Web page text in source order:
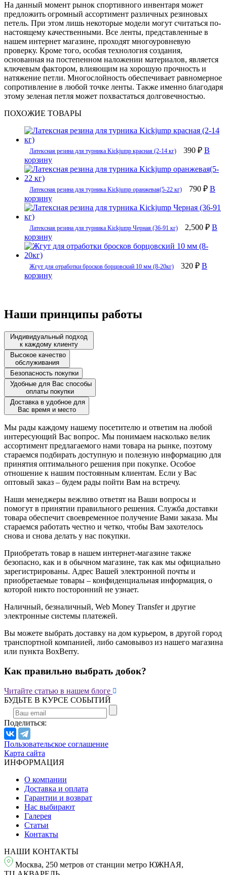
На данный момент рынок спортивного инвентаря может
предложить огромный ассортимент различных резиновых
петель. При этом лишь некоторые модели могут считаться по-
настоящему качественными. Все ленты, представленные в
нашем интернет магазине, проходят многоуровневую
проверку. Кроме того, особая технология создания,
основанная на постепенном наложении материалов, является
ключевым фактором, влияющим на хорошую прочность и
натяжение петли. Многослойность обеспечивает равномерное
сопротивление в любой точке ленты. Также именно благодаря
этому зеленая петля может похвастаться долговечностью.
ПОХОЖИЕ ТОВАРЫ
Латексная резина для турника Kickjump красная (2-14 кг) 390 ₽ В
корзину
Латексная резина для турника Kickjump оранжевая(5-22 кг) 790 ₽ В
корзину
Латексная резина для турника Kickjump Черная (36-91 кг) 2,500 ₽ В
корзину
Жгут для отработки бросков борцовский 10 мм (8-20кг) 320 ₽ В
корзину
Наши принципы работы
Индивидуальный подход
к каждому клиенту
Высокое качество
обслуживания
Безопасность покупки
Удобные для Вас способы
оплаты покупки
Доставка в удобное для
Вас время и место
Мы рады каждому нашему посетителю и ответим на любой
интересующий Вас вопрос. Мы понимаем насколько велик
ассортимент предлагаемого нами товара на рынке, поэтому
стараемся подбирать доступную и полезную информацию для
принятия оптимального решения при покупке. Особое
отношение к нашим постоянным клиентам. Если у Вас
оптовый заказ – будем рады пойти Вам на встречу.
Наши менеджеры вежливо ответят на Ваши вопросы и
помогут в принятии правильного решения. Служба доставки
товара обеспечит своевременное получение Вами заказа. Мы
стараемся работать честно и четко, чтобы Вам захотелось
снова и снова делать у нас покупки.
Приобретать товар в нашем интернет-магазине также
безопасно, как и в обычном магазине, так как мы официально
зарегистрированы. Адрес Вашей электронной почты и
приобретаемые товары – конфиденциальная информация, о
которой никто посторонний не узнает.
Наличный, безналичный, Web Money Transfer и другие
электронные системы платежей.
Вы можете выбрать доставку на дом курьером, в другой город
транспортной компанией, либо самовывоз из нашего магазина
или пункта BoxBerry.
Как правильно выбрать добок?
Читайте статью в нашем блоге 
БУДЬТЕ В КУРСЕ СОБЫТИЙ
Поделиться:
Пользовательское соглашение
Карта сайта
ИНФОРМАЦИЯ
О компании
Доставка и оплата
Гарантии и возврат
Нас выбирают
Галерея
Статьи
Контакты
НАШИ КОНТАКТЫ
Москва, 250 метров от станции метро ЮЖНАЯ,